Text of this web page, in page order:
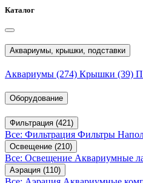
Каталог
Аквариумы, крышки, подставки
Аквариумы (274) Крышки (39)
Оборудование
Фильтрация (421)
Все: Фильтрация Фильтры
Освещение (210)
Все: Освещение Аквариумные
Аэрация (110)